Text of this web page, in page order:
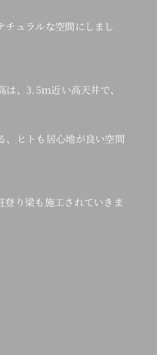
チュラルな空間にしまし
、3.5ｍ近い高天井で、
、ヒトも居心地が良い空間
登り梁も施工されていきま